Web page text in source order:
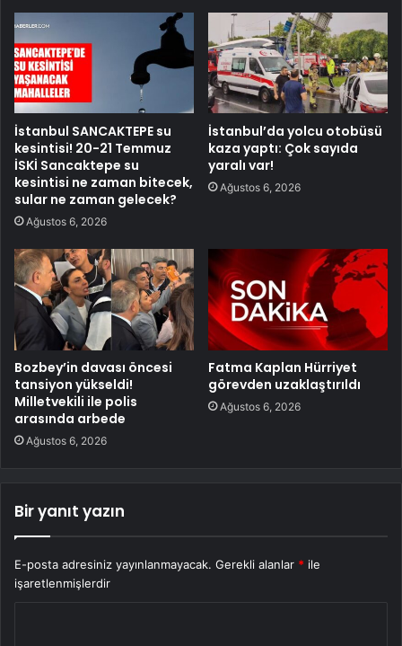
İstanbul SANCAKTEPE su
kesintisi! 20-21 Temmuz
İSKİ Sancaktepe su
kesintisi ne zaman bitecek,
sular ne zaman gelecek?
Ağustos 6, 2026
İstanbul’da yolcu otobüsü
kaza yaptı: Çok sayıda
yaralı var!
Ağustos 6, 2026
Bozbey’in davası öncesi
tansiyon yükseldi!
Milletvekili ile polis
arasında arbede
Ağustos 6, 2026
Fatma Kaplan Hürriyet
görevden uzaklaştırıldı
Ağustos 6, 2026
Bir yanıt yazın
E-posta adresiniz yayınlanmayacak. Gerekli alanlar * ile
işaretlenmişlerdir